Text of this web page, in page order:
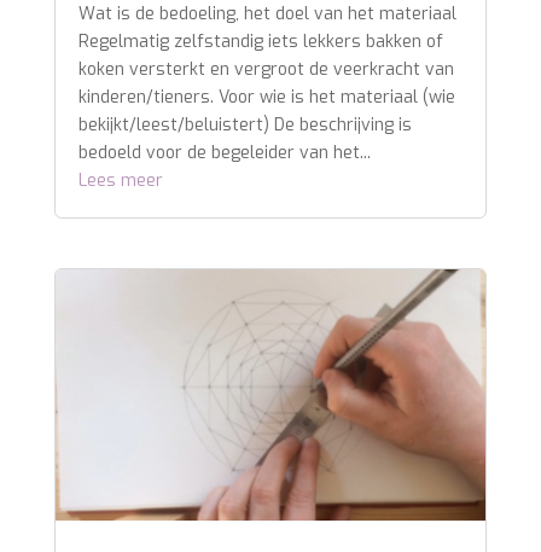
Wat is de bedoeling, het doel van het materiaal
Regelmatig zelfstandig iets lekkers bakken of
koken versterkt en vergroot de veerkracht van
kinderen/tieners. Voor wie is het materiaal (wie
bekijkt/leest/beluistert) De beschrijving is
bedoeld voor de begeleider van het...
Lees meer